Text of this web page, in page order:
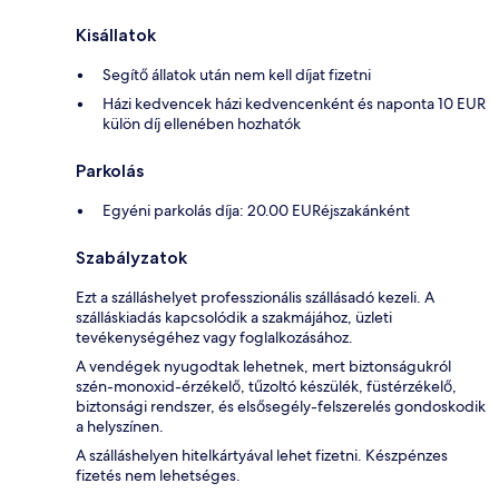
Kisállatok
Segítő állatok után nem kell díjat fizetni
Házi kedvencek házi kedvencenként és naponta 10 EUR
külön díj ellenében hozhatók
Parkolás
Egyéni parkolás díja: 20.00 EURéjszakánként
Szabályzatok
Ezt a szálláshelyet professzionális szállásadó kezeli. A
szálláskiadás kapcsolódik a szakmájához, üzleti
tevékenységéhez vagy foglalkozásához.
A vendégek nyugodtak lehetnek, mert biztonságukról
szén-monoxid-érzékelő, tűzoltó készülék, füstérzékelő,
biztonsági rendszer, és elsősegély-felszerelés gondoskodik
a helyszínen.
A szálláshelyen hitelkártyával lehet fizetni. Készpénzes
fizetés nem lehetséges.